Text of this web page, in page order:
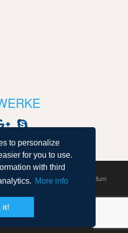
to personalize
for you to use.
with third
More info
it!
|Sitemap| Powered by Agendum